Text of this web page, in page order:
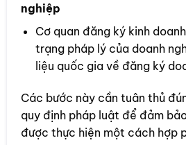
nghiệp
Cơ quan đăng ký kinh
trạng pháp lý của doanh
liệu quốc gia về đăng ký
Các bước này cần tuân thủ
quy định pháp luật để đảm
được thực hiện một cách hợp